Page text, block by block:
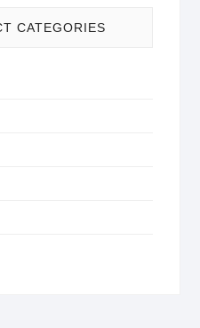
CATEGORIES